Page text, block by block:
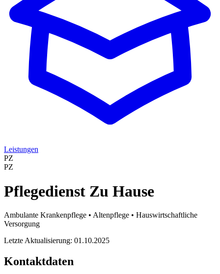
Leistungen
PZ
PZ
Pflegedienst Zu Hause
Ambulante Krankenpflege • Altenpflege • Hauswirtschaftliche
Versorgung
Letzte Aktualisierung: 01.10.2025
Kontaktdaten